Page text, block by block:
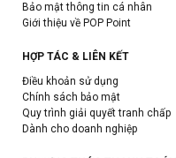
Bảo mật thông tin cá nhân
Giới thiệu về POP Point
HỢP TÁC & LIÊN KẾT
Điều khoản sử dụng
Chính sách bảo mật
Quy trình giải quyết tranh chấp
Dành cho doanh nghiệp